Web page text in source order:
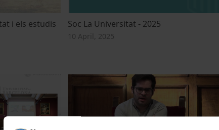
i els estudis
Soc La Universitat - 2025
10 April, 2025